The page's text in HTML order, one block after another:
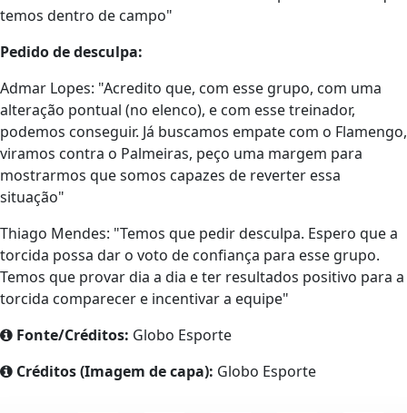
temos dentro de campo"
Pedido de desculpa:
Admar Lopes: "Acredito que, com esse grupo, com uma
alteração pontual (no elenco), e com esse treinador,
podemos conseguir. Já buscamos empate com o Flamengo,
viramos contra o Palmeiras, peço uma margem para
mostrarmos que somos capazes de reverter essa
situação"
Thiago Mendes: "Temos que pedir desculpa. Espero que a
torcida possa dar o voto de confiança para esse grupo.
Temos que provar dia a dia e ter resultados positivo para a
torcida comparecer e incentivar a equipe"
Fonte/Créditos: Globo Esporte
Créditos (Imagem de capa): Globo Esporte